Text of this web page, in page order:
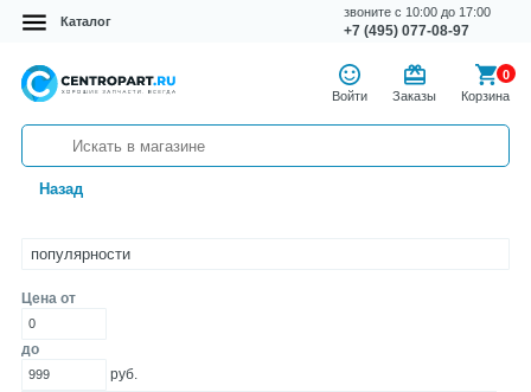
Каталог
+7 (495) 077-08-97
звоните с 10:00 до 17:00
Войти Заказы
0
Корзина
Назад
Цена от
до
руб.